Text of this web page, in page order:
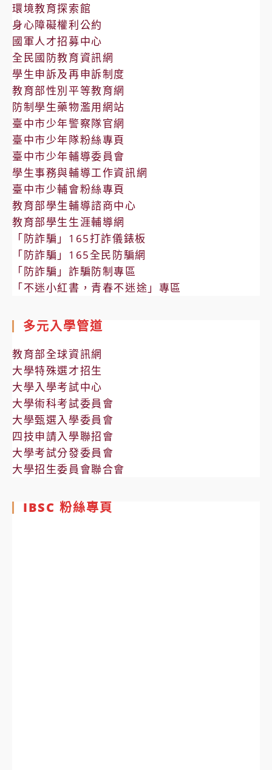
環境教育探索館
身心障礙權利公約
國軍人才招募中心
全民國防教育資訊網
學生申訴及再申訴制度
教育部性別平等教育網
防制學生藥物濫用網站
臺中市少年警察隊官網
臺中市少年隊粉絲專頁
臺中市少年輔導委員會
學生事務與輔導工作資訊網
臺中市少輔會粉絲專頁
教育部學生輔導諮商中心
教育部學生生涯輔導網
「防詐騙」165打詐儀錶板
「防詐騙」165全民防騙網
「防詐騙」詐騙防制專區
「不迷小紅書，青春不迷途」專區
多元入學管道
教育部全球資訊網
大學特殊選才招生
大學入學考試中心
大學術科考試委員會
大學甄選入學委員會
四技申請入學聯招會
大學考試分發委員會
大學招生委員會聯合會
IBSC 粉絲專頁